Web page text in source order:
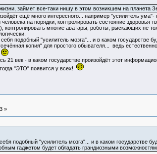
займет все-таки нишу в этом возникшем на планета
ещё много интересного... например "усилитель
на порядки, контролировать состояние
контролировать многие аватары, роботы, рыскающих не
подобный "усилитель мозга"... и в каком государстве
копия" для простого обывателя... ведь
21 век - в каком государстве произойдёт этот
"ЭТО" появится у всех!
»
подобный "усилитель мозга"... и в каком государстве
гаджетом будет обладать грандиозными